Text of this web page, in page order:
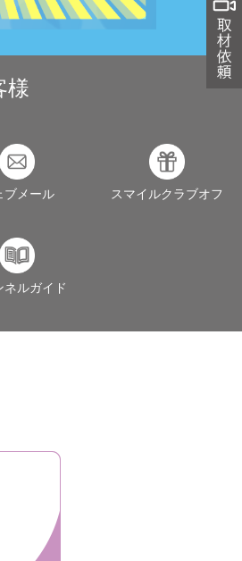
様
ブメール スマイルクラブオフ
ネルガイド